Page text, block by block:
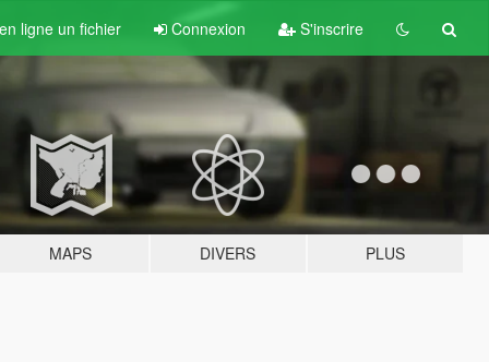
ligne un fichier Connexion S'inscrire
MAPS DIVERS PLUS